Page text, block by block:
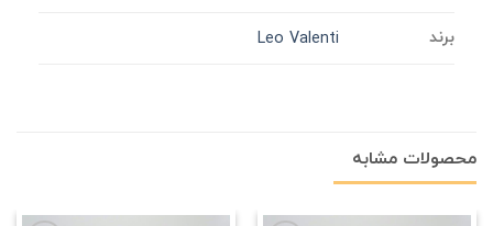
برند Leo Valenti
محصولات مشابه